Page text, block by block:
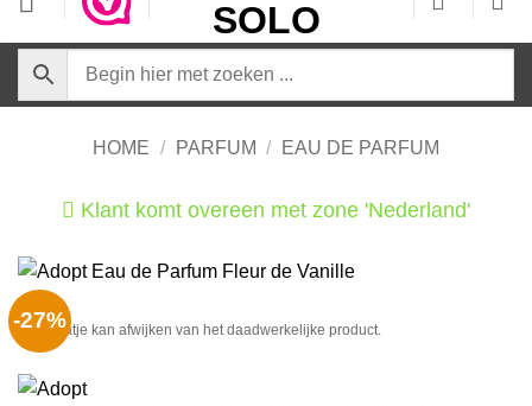
HOME / PARFUM / EAU DE PARFUM
Klant komt overeen met zone 'Nederland'
-27%
Het plaatje kan afwijken van het daadwerkelijke product.